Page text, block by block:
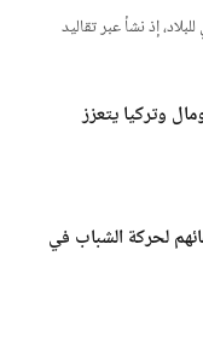
إذ نشأ عبر تقاليد
وتركيا يتعزز
بانتمائهم لحركة الشباب في